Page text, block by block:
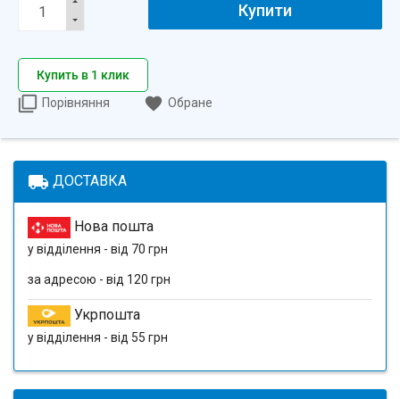
Купити
Купить в 1 клик
Порівняння
Обране
local_shipping ДОСТАВКА
Нова пошта
у відділення - від 70 грн
за адресою - від 120 грн
Укрпошта
у відділення - від 55 грн